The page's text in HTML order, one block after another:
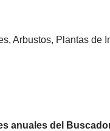
Arbustos, Plantas
anuales del